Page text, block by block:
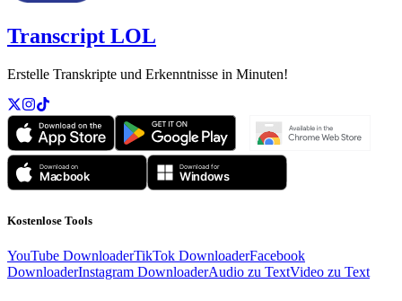
Transcript LOL
Erstelle Transkripte und Erkenntnisse in Minuten!
Kostenlose Tools
YouTube DownloaderTikTok DownloaderFacebook
DownloaderInstagram DownloaderAudio zu TextVideo zu Text